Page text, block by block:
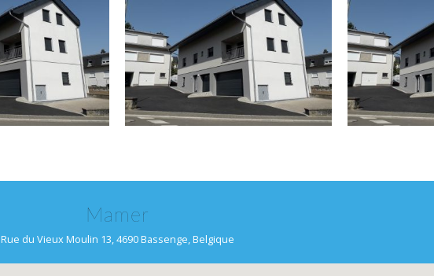
Mamer
Rue du Vieux Moulin 13, 4690 Bassenge, Belgique